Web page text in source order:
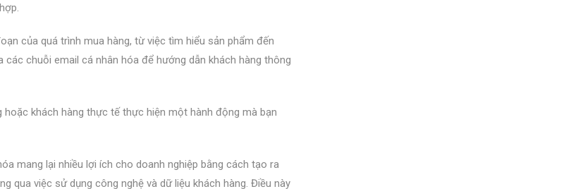
của quá trình mua hàng, từ việc tìm hiểu sản phẩm đến
chuỗi email cá nhân hóa để hướng dẫn khách hàng thông
khách hàng thực tế thực hiện một hành động mà bạn
mang lại nhiều lợi ích cho doanh nghiệp bằng cách tạo ra
qua việc sử dụng công nghệ và dữ liệu khách hàng. Điều này